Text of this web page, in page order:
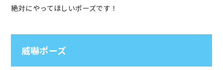
絶対にやってほしいポーズです！
威嚇ポーズ